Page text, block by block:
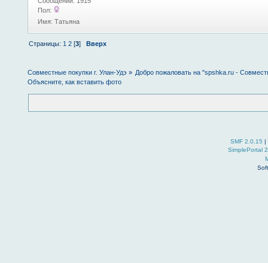
Пол:
Имя: Татьяна
Страницы: 1 2 [3] Вверх
Совместные покупки г. Улан-Удэ » Добро пожаловать на "spshka.ru -
Объясните, как вставить фото
SMF 2.0.15 |
SimplePortal